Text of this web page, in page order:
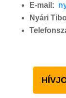
E-mail:
Nyári